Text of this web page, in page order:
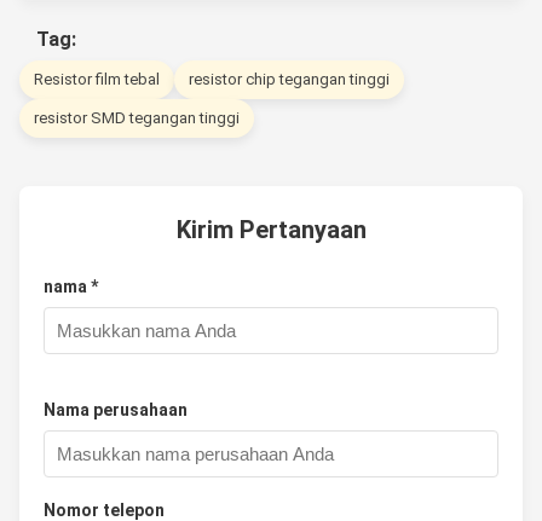
Tag:
Resistor film tebal resistor chip tegangan tinggi
resistor SMD tegangan tinggi
Kirim Pertanyaan
nama *
Nama perusahaan
Nomor telepon